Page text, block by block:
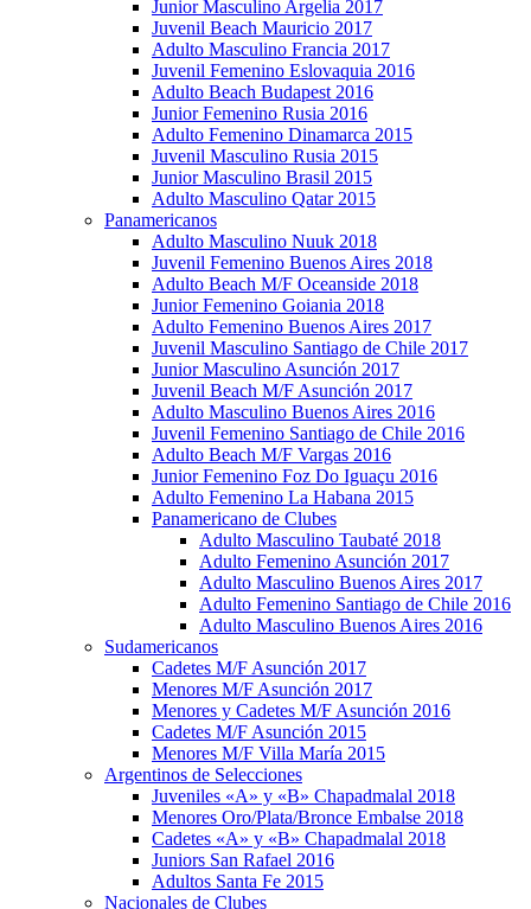
Junior Masculino Argelia 2017
Juvenil Beach Mauricio 2017
Adulto Masculino Francia 2017
Juvenil Femenino Eslovaquia 2016
Adulto Beach Budapest 2016
Junior Femenino Rusia 2016
Adulto Femenino Dinamarca 2015
Juvenil Masculino Rusia 2015
Junior Masculino Brasil 2015
Adulto Masculino Qatar 2015
Panamericanos
Adulto Masculino Nuuk 2018
Juvenil Femenino Buenos Aires 2018
Adulto Beach M/F Oceanside 2018
Junior Femenino Goiania 2018
Adulto Femenino Buenos Aires 2017
Juvenil Masculino Santiago de Chile 2017
Junior Masculino Asunción 2017
Juvenil Beach M/F Asunción 2017
Adulto Masculino Buenos Aires 2016
Juvenil Femenino Santiago de Chile 2016
Adulto Beach M/F Vargas 2016
Junior Femenino Foz Do Iguaçu 2016
Adulto Femenino La Habana 2015
Panamericano de Clubes
Adulto Masculino Taubaté 2018
Adulto Femenino Asunción 2017
Adulto Masculino Buenos Aires 2017
Adulto Femenino Santiago de Chile 2016
Adulto Masculino Buenos Aires 2016
Sudamericanos
Cadetes M/F Asunción 2017
Menores M/F Asunción 2017
Menores y Cadetes M/F Asunción 2016
Cadetes M/F Asunción 2015
Menores M/F Villa María 2015
Argentinos de Selecciones
Juveniles «A» y «B» Chapadmalal 2018
Menores Oro/Plata/Bronce Embalse 2018
Cadetes «A» y «B» Chapadmalal 2018
Juniors San Rafael 2016
Adultos Santa Fe 2015
Nacionales de Clubes